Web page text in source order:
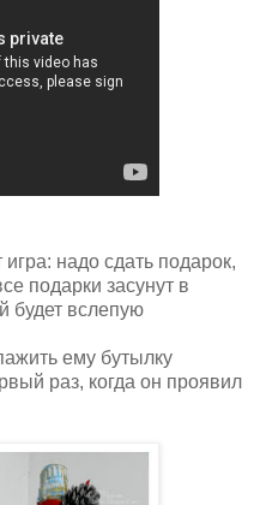
надо сдать подарок,
подарки засунут в
будет вслепую
ему бутылку
раз, когда он проявил